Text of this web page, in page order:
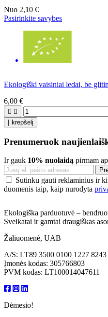
Nuo 2,10 €
Pasirinkite savybes
Ekologiški vaisiniai ledai, be
6,00 €
 
Į krepšelį
Prenumeruok
Ir gauk 10% nuolaidą pirmam
Sutinku gauti reklaminius ir
duomenis taip, kaip nurodyta
Ekologiška parduotuvė –
Sveikatai ir gamtai draugiškas
Žaliuomenė, UAB
A/S: LT89 3500 0100 1227 8243
Įmonės kodas: 305766803
PVM kodas: LT100014047611
Dėmesio!